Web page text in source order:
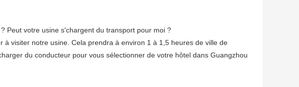
Peut votre usine s'chargent du transport pour moi ?
à visiter notre usine. Cela prendra à environ 1 à 1,5 heures de ville de
du conducteur pour vous sélectionner de votre hôtel dans Guangzhou